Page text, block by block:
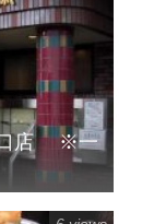
口店 ※一